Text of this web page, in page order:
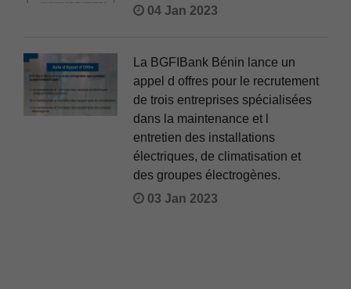
04 Jan 2023
La BGFIBank Bénin lance un
appel d offres pour le recrutement
de trois entreprises spécialisées
dans la maintenance et l
entretien des installations
électriques, de climatisation et
des groupes électrogènes.
03 Jan 2023